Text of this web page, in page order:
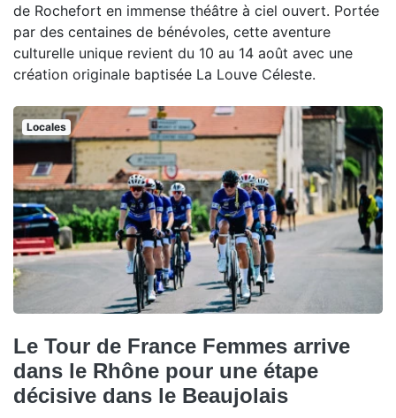
de Rochefort en immense théâtre à ciel ouvert. Portée
par des centaines de bénévoles, cette aventure
culturelle unique revient du 10 au 14 août avec une
création originale baptisée La Louve Céleste.
Locales
Le Tour de France Femmes arrive
dans le Rhône pour une étape
décisive dans le Beaujolais